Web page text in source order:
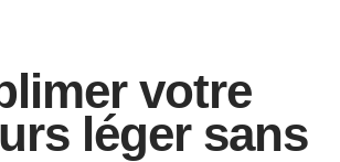
votre
léger sans